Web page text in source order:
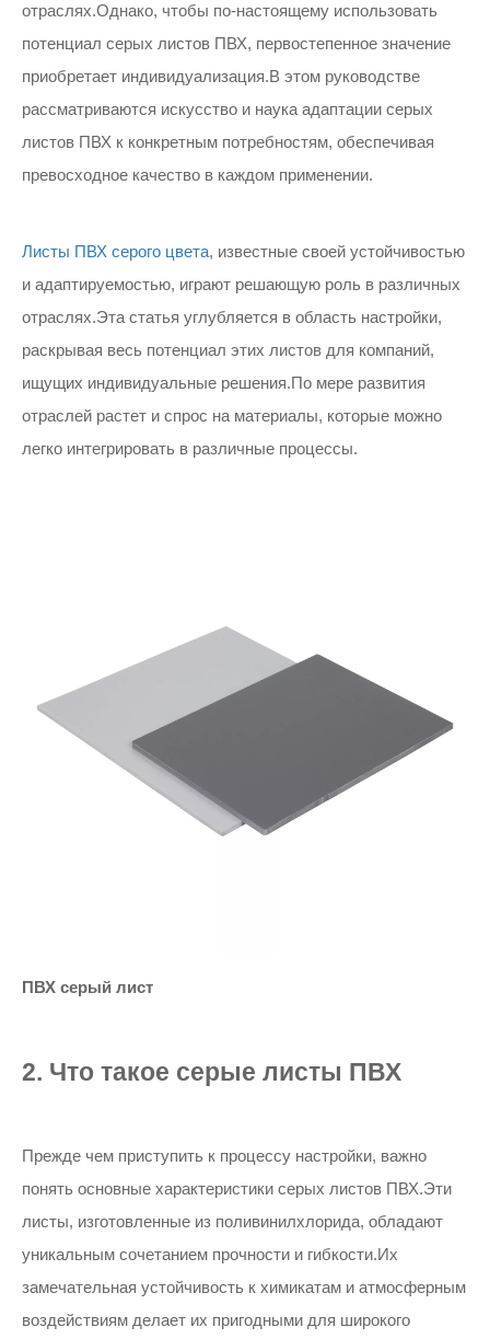
отраслях.Однако, чтобы по-настоящему использовать
потенциал серых листов ПВХ, первостепенное значение
приобретает индивидуализация.В этом руководстве
рассматриваются искусство и наука адаптации серых
листов ПВХ к конкретным потребностям, обеспечивая
превосходное качество в каждом применении.
Листы ПВХ серого цвета, известные своей устойчивостью
и адаптируемостью, играют решающую роль в различных
отраслях.Эта статья углубляется в область настройки,
раскрывая весь потенциал этих листов для компаний,
ищущих индивидуальные решения.По мере развития
отраслей растет и спрос на материалы, которые можно
легко интегрировать в различные процессы.
ПВХ серый лист
2. Что такое серые листы ПВХ
Прежде чем приступить к процессу настройки, важно
понять основные характеристики серых листов ПВХ.Эти
листы, изготовленные из поливинилхлорида, обладают
уникальным сочетанием прочности и гибкости.Их
замечательная устойчивость к химикатам и атмосферным
воздействиям делает их пригодными для широкого